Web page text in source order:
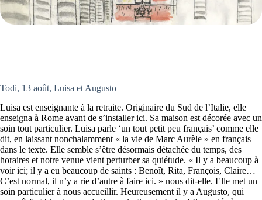
Todi, 13 août, Luisa et Augusto
Luisa est enseignante à la retraite. Originaire du Sud de l’Italie, elle
enseigna à Rome avant de s’installer ici. Sa maison est décorée avec un
soin tout particulier. Luisa parle ‘un tout petit peu français’ comme elle
dit, en laissant nonchalamment « la vie de Marc Aurèle » en français
dans le texte. Elle semble s’être désormais détachée du temps, des
horaires et notre venue vient perturber sa quiétude. « Il y a beaucoup à
voir ici; il y a eu beaucoup de saints : Benoît, Rita, François, Claire…
C’est normal, il n’y a rie d’autre à faire ici. » nous dit-elle. Elle met un
soin particulier à nous accueillir. Heureusement il y a Augusto, qui